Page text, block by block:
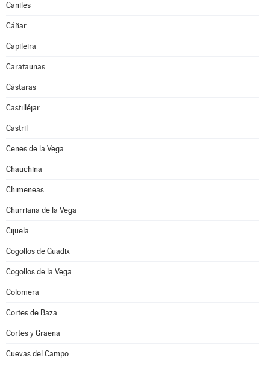
Caniles
Cáñar
Capileira
Carataunas
Cástaras
Castilléjar
Castril
Cenes de la Vega
Chauchina
Chimeneas
Churriana de la Vega
Cijuela
Cogollos de Guadix
Cogollos de la Vega
Colomera
Cortes de Baza
Cortes y Graena
Cuevas del Campo